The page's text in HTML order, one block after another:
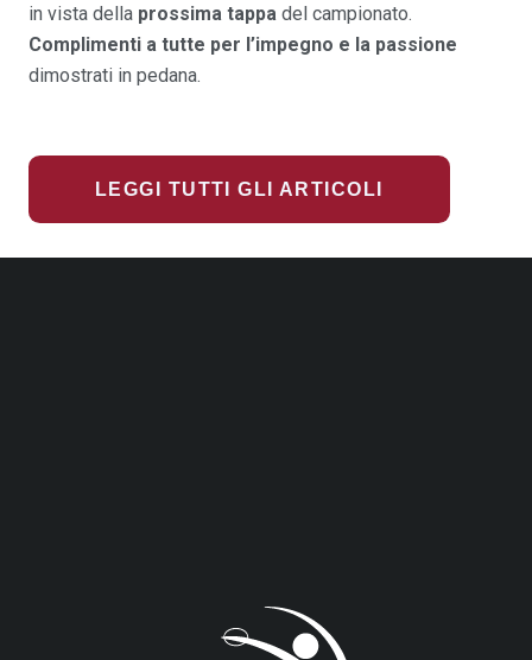
in vista della prossima tappa del campionato.
Complimenti a tutte per l’impegno e la passione
dimostrati in pedana.
LEGGI TUTTI GLI ARTICOLI